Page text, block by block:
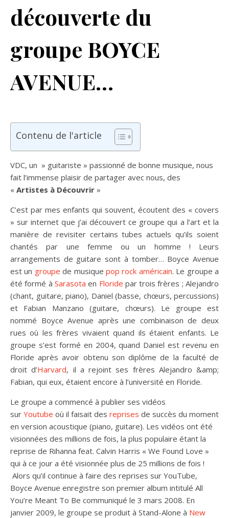
découverte du
groupe BOYCE
AVENUE…
Contenu de l'article
VDC, un » guitariste » passionné de bonne musique, nous
fait l’immense plaisir de partager avec nous, des
« Artistes à Découvrir »
C’est par mes enfants qui souvent, écoutent des « covers
» sur internet que j’ai découvert ce groupe qui a l’art et la
manière de revisiter certains tubes actuels qu’ils soient
chantés par une femme ou un homme ! Leurs
arrangements de guitare sont à tomber… Boyce Avenue
est un groupe de musiquepop rock américain. Le groupe a
été formé à Sarasota en Floride par trois frères ; Alejandro
(chant, guitare, piano), Daniel (basse, chœurs, percussions)
et Fabian Manzano (guitare, chœurs). Le groupe est
nommé Boyce Avenue après une combinaison de deux
rues où les frères vivaient quand ils étaient enfants. Le
groupe s’est formé en 2004, quand Daniel est revenu en
Floride après avoir obtenu son diplôme de la faculté de
droit d’Harvard, il a rejoint ses frères Alejandro &amp;
Fabian, qui eux, étaient encore à l’université en Floride.
Le groupe a commencé à publier ses vidéos
sur Youtube où il faisait des reprises de succès du moment
en version acoustique (piano, guitare). Les vidéos ont été
visionnées des millions de fois, la plus populaire étant la
reprise de Rihanna feat. Calvin Harris « We Found Love »
qui à ce jour a été visionnée plus de 25 millions de fois !
Alors qu’il continue à faire des reprises sur YouTube,
Boyce Avenue enregistre son premier album intitulé All
You’re Meant To Be communiqué le 3 mars 2008. En
janvier 2009, le groupe se produit à Stand-Alone à New